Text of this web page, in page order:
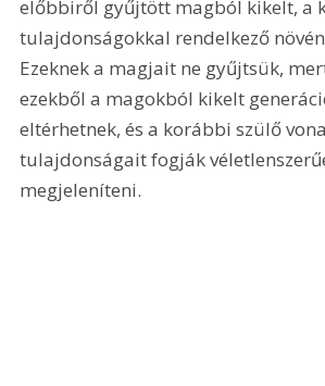
előbbiről gyűjtött magból kikelt, a
tulajdonságokkal rendelkező
Ezeknek a magjait ne gyűjtsük,
ezekből a magokból kikelt
eltérhetnek, és a korábbi szülő
tulajdonságait fogják
megjeleníteni.